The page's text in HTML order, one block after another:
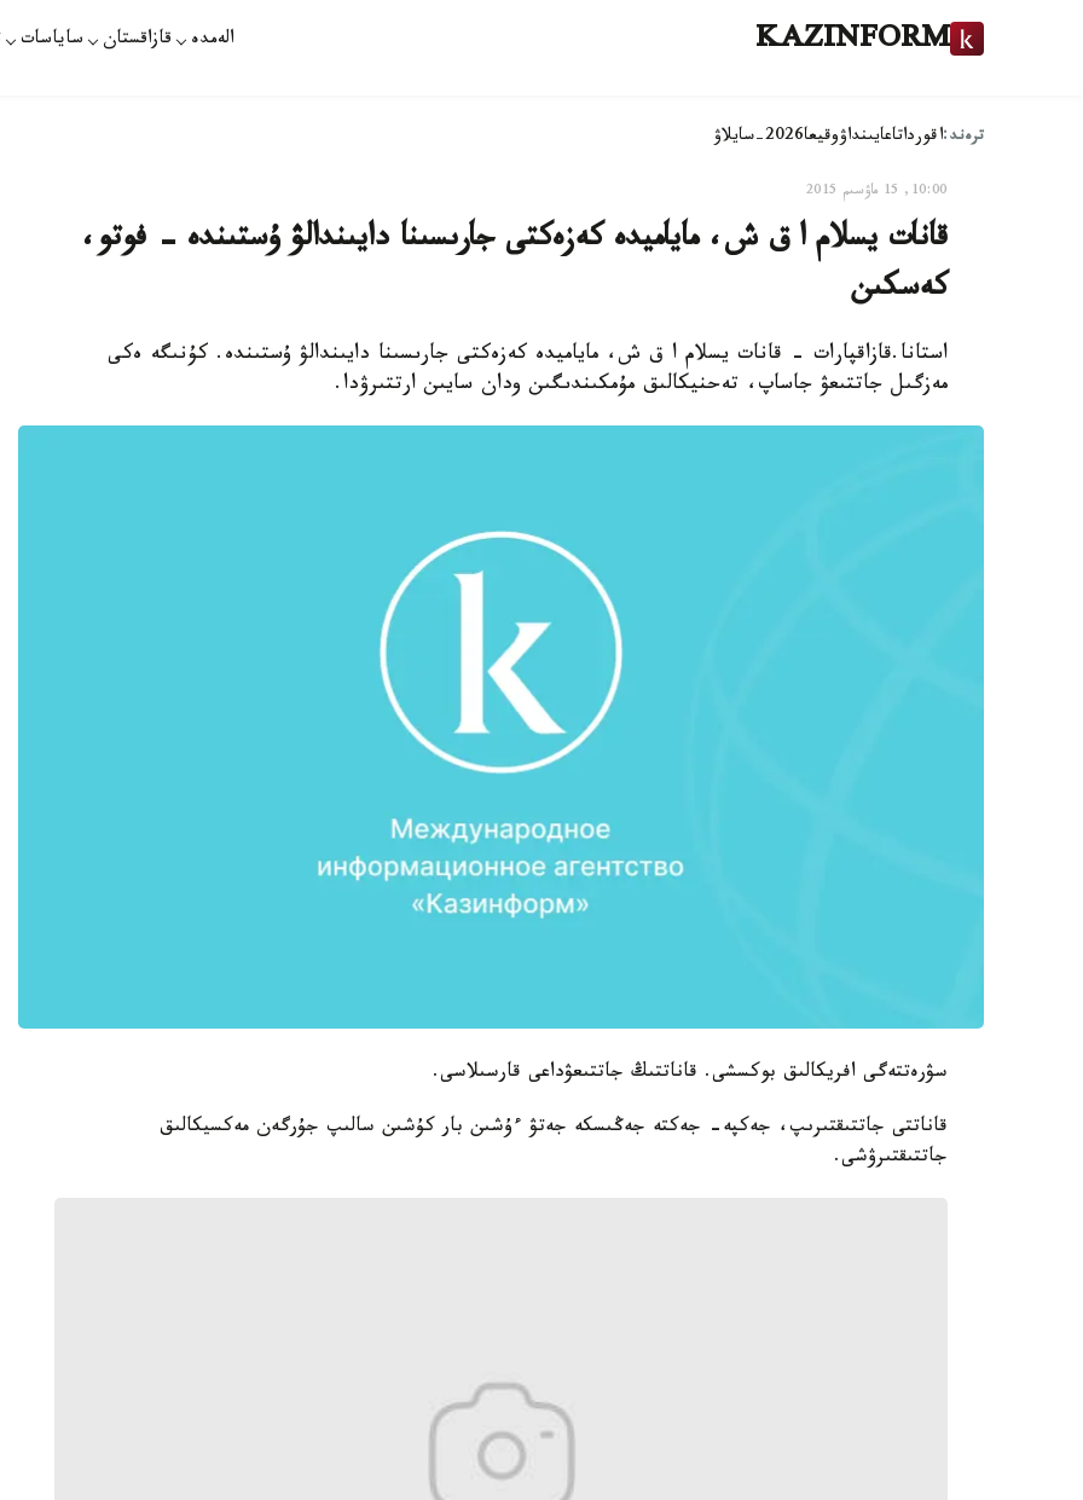
KAZINFORM الەمدە قازاقستان ساياسات
ترەند:اقورداتاعايىنداۋوقيعا2026-سايلاۋ
10:00, 15 ماۋسىم 2015
قانات يسلام ا ق ش، ماياميدە كەزەكتى جارىسىنا دايىندالۋ ۇستىندە - فوتو،
كەسكىن
استانا.قازاقپارات - قانات يسلام ا ق ش، ماياميدە كەزەكتى جارىسىنا دايىندالۋ ۇستىندە. كۇنىگە ەكى
مەزگىل جاتتىعۋ جاساپ، تەحنيكالىق مۇمكىندىگىن ودان سايىن ارتتىرۋدا.
سۋرەتتەگى افريكالىق بوكسشى. قاناتتىڭ جاتتىعۋداعى قارسىلاسى.
قاناتتى جاتتىقتىرىپ، جەكپە- جەكتە جەڭىسكە جەتۋ ءۇشىن بار كۇشىن سالىپ جۇرگەن مەكسيكالىق
جاتتىقتىرۋشى.